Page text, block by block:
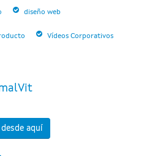
diseño web
Vídeos Corporativos
aquí